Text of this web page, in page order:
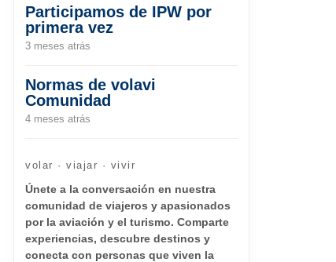
Participamos de IPW por
primera vez
3 meses atrás
Normas de volavi
Comunidad
4 meses atrás
volar · viajar · vivir
Únete a la conversación en nuestra
comunidad de viajeros y apasionados
por la aviación y el turismo. Comparte
experiencias, descubre destinos y
conecta con personas que viven la